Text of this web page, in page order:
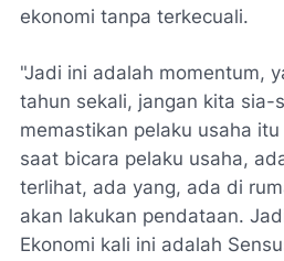
ekonomi tanpa terkecuali.
​"Jadi ini adalah momentum,
tahun sekali, jangan kita sia-
memastikan pelaku usaha
saat bicara pelaku usaha,
terlihat, ada yang, ada di
akan lakukan pendataan.
Ekonomi kali ini adalah